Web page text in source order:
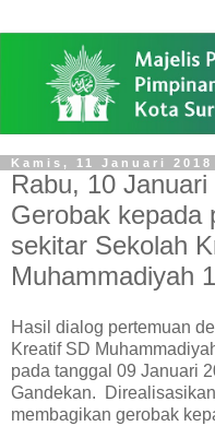
Kamis, 11 Januari 2018
Rabu, 10
Gerobak kepada
sekitar Sekolah
Muhammadiyah
Hasil dialog pertemuan
Kreatif SD
pada tanggal 09 Januari
Gandekan.
membagikan gerobak